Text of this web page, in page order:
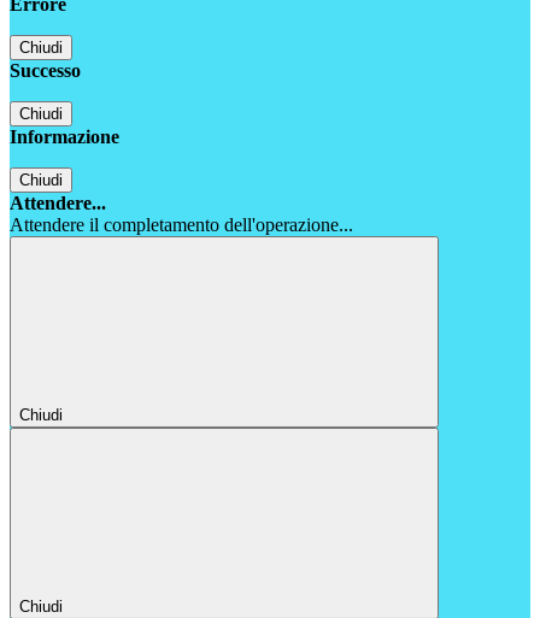
Errore
Chiudi
Successo
Chiudi
Informazione
Chiudi
Attendere...
Attendere il completamento dell'operazione...
Chiudi
Chiudi